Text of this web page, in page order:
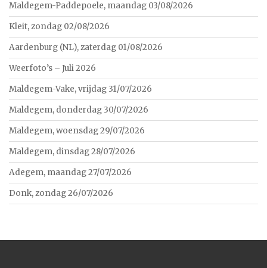
Maldegem-Paddepoele, maandag 03/08/2026
Kleit, zondag 02/08/2026
Aardenburg (NL), zaterdag 01/08/2026
Weerfoto’s – Juli 2026
Maldegem-Vake, vrijdag 31/07/2026
Maldegem, donderdag 30/07/2026
Maldegem, woensdag 29/07/2026
Maldegem, dinsdag 28/07/2026
Adegem, maandag 27/07/2026
Donk, zondag 26/07/2026